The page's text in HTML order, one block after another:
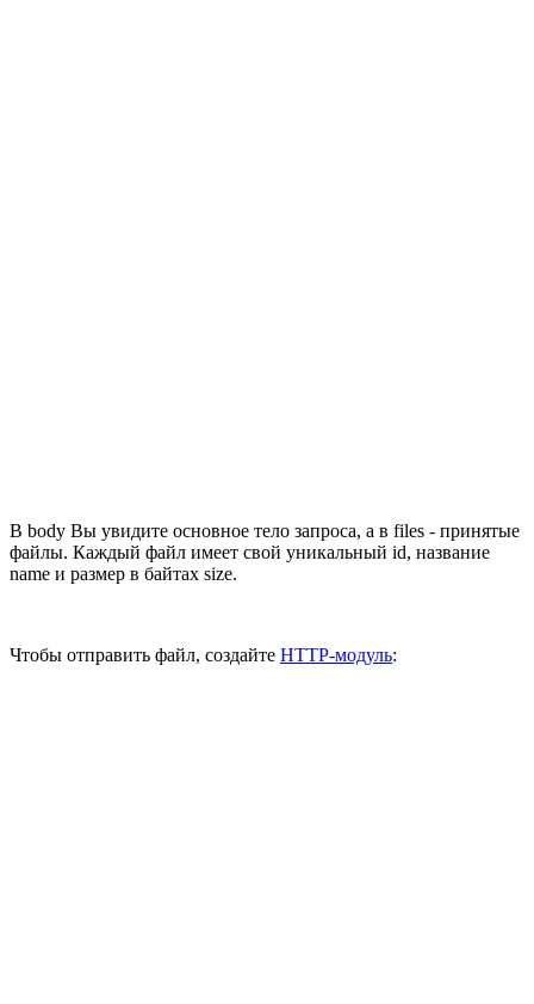
В body Вы увидите основное тело запроса, а в files - принятые
файлы. Каждый файл имеет свой уникальный id, название
name и размер в байтах size.
Чтобы отправить файл, создайте HTTP-модуль: